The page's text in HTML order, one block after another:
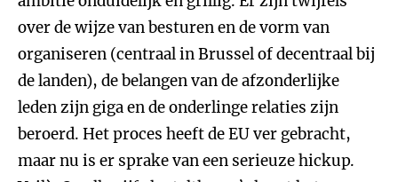
over de wijze van besturen en de vorm van
organiseren (centraal in Brussel of decentraal bij
de landen), de belangen van de afzonderlijke
leden zijn giga en de onderlinge relaties zijn
beroerd. Het proces heeft de EU ver gebracht,
maar nu is er sprake van een serieuze hickup.